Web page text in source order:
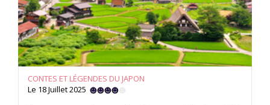
CONTES ET LÉGENDES DU JAPON
Le 18 Juillet 2025